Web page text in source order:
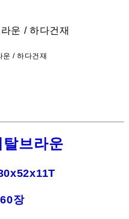
운 / 하다건재
브라운
장